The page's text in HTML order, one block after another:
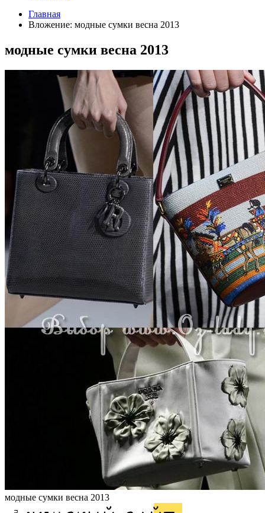
Главная
Вложение: модные сумки весна 2013
модные сумки весна 2013
модные сумки весна 2013